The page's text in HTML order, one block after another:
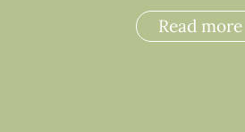
Read more